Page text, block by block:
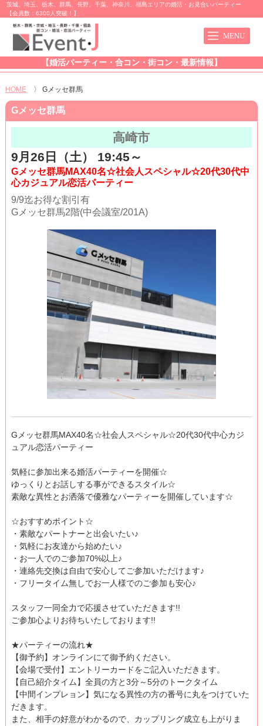
茨城、埼玉、栃木、群馬、長野、千葉、神奈川、福島エリアの婚活・お見合いパーティー
【会員数：6300人突破！】
【婚活パーティー・合コン・街コン・最新情報】
HOME 〉 Gメッセ群馬
Gメッセ群馬
高崎市
9月26日（土） 19:45～
Gメッセ群馬MAX40名☆社会人スペシャル☆20代30代中
心カジュアル恋活パーティー
9/9迄お得な割引有
Gメッセ群馬2階(中会議室/201A)
Gメッセ群馬MAX40名☆社会人スペシャル☆20代30代中心カジ
ュアル恋活パーティー
気軽に参加出来る婚活パーティーを開催☆
ゆっくりとお話しする事ができるスタイル☆
素敵な異性とお洒落で優雅なパーティーを開催しています☆
☆おすすめポイント☆
・素敵なパートナーと出会いたい♪
・気軽にお友達から始めたい♪
・お一人でのご参加70%以上♪
・連絡先交換は自由で安心してご参加いただけます♪
・フリータイム無しでお一人様でのご参加も安心♪
スタッフ一同全力で応援させていただきます!!
ご参加心よりお待ちいたしております!!
★パーティーの流れ★
【御予約】オンラインにて御予約ください。
【会場で受付】エントリーカードをご記入いただきます。
【自己紹介タイム】全員の方と3分～5分のトークタイム
【中間インプレョン】気になる異性の方の番号に丸をつけていた
だきます。
また、相手の好意がわかるので、カップリング成立も上がりま